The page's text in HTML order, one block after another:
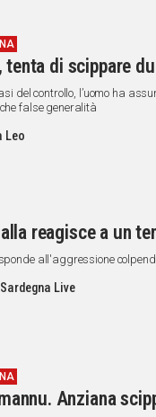
tenta di scippare
del controllo, l’uomo ha
false generalità
Leo
reagisce a un
all'aggressione
Live
Anziana